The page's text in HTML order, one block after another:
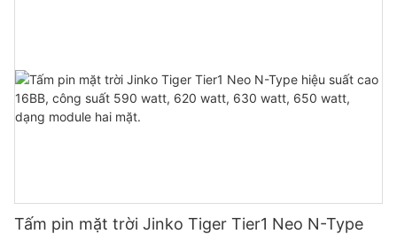
Tấm pin mặt trời Jinko Tiger Tier1 Neo N-Type